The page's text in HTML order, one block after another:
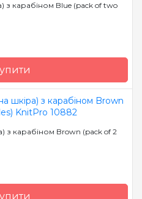
з карабіном Blue (pack of two
з карабіном Brown (pack of 2